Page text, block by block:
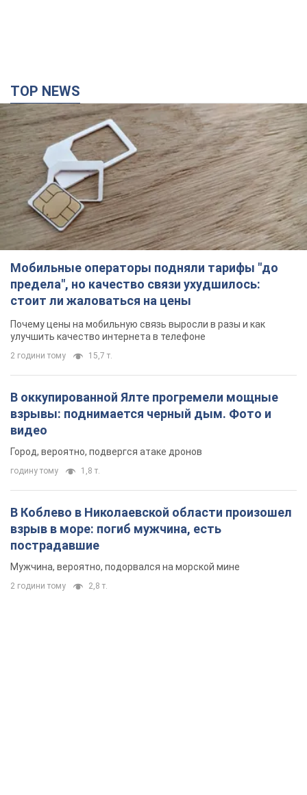
TOP NEWS
Мобильные операторы подняли тарифы "до
предела", но качество связи ухудшилось:
стоит ли жаловаться на цены
Почему цены на мобильную связь выросли в разы и как
улучшить качество интернета в телефоне
2 години тому 15,7 т.
В оккупированной Ялте прогремели мощные
взрывы: поднимается черный дым. Фото и
видео
Город, вероятно, подвергся атаке дронов
годину тому 1,8 т.
В Коблево в Николаевской области произошел
взрыв в море: погиб мужчина, есть
пострадавшие
Мужчина, вероятно, подорвался на морской мине
2 години тому 2,8 т.